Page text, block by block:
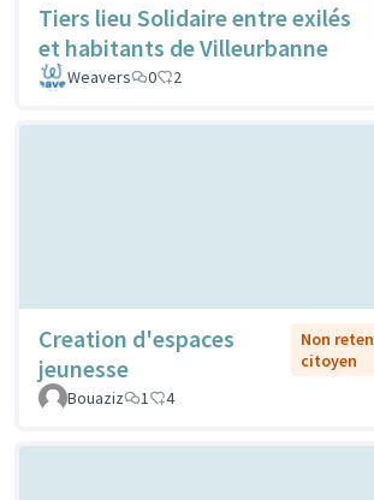
Tiers lieu Solidaire entre exilés
et habitants de Villeurbanne
Weavers
0 2
Creation d'espaces
jeunesse
Non
citoyen
Bouaziz
1 4